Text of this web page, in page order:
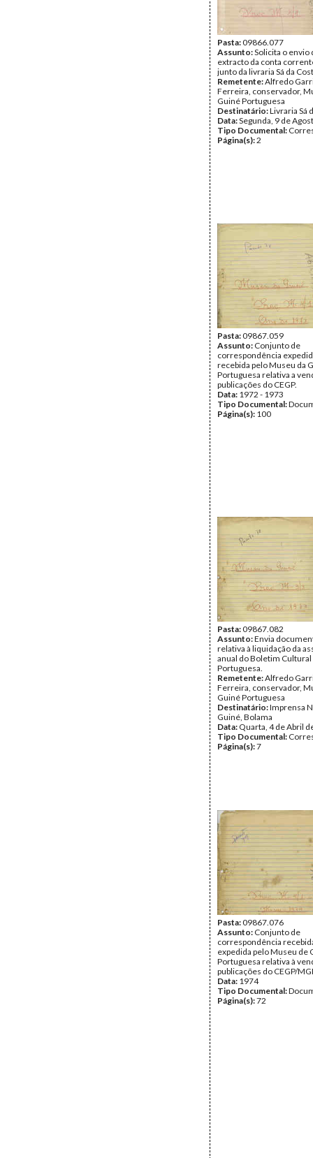
Pasta:09866.077
Assunto:Solicita o envio
extracto da conta
junto da livraria Sá da
Remetente:Alfredo
Ferreira, conservador,
Guiné Portuguesa
Destinatário:Livraria Sá
Data:Segunda, 9 de
Tipo Documental:
Página(s):2
Pasta:09867.059
Assunto: Conjunto de
correspondência
recebida pelo Museu da
Portuguesa relativa a
publicações do CEGP.
Data: 1972 - 1973
Tipo Documental:
Página(s): 100
Pasta:09867.082
Assunto:Envia
relativa à liquidação da
anual do Boletim Cultural
Portuguesa.
Remetente:Alfredo
Ferreira, conservador,
Guiné Portuguesa
Destinatário:Imprensa
Guiné, Bolama
Data: Quarta, 4 de Abril
Tipo Documental:
Página(s):7
Pasta:09867.076
Assunto: Conjunto de
correspondência
expedida pelo Museu de
Portuguesa relativa à
publicações do CEGP/
Data: 1974
Tipo Documental:
Página(s):72